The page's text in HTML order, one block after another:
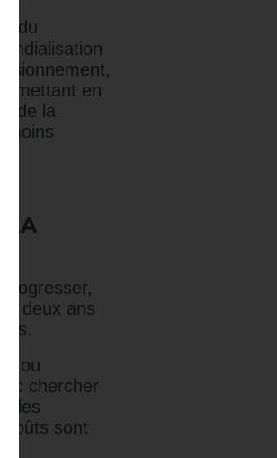
du
mettant en
de la
moins
LA
deux ans
ou
chercher
des
coûts sont